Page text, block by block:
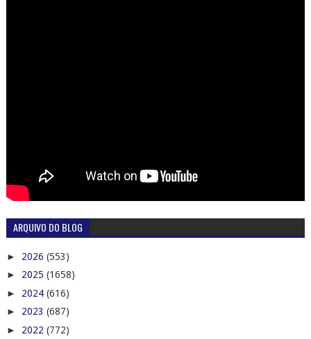
ARQUIVO DO BLOG
► 2026 (553)
► 2025 (1658)
► 2024 (616)
► 2023 (687)
► 2022 (772)